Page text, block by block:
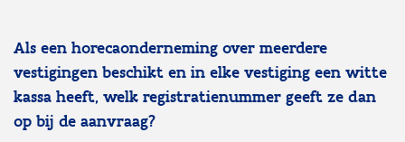
Als een horecaonderneming over meerdere
vestigingen beschikt en in elke vestiging een witte
kassa heeft, welk registratienummer geeft ze dan
op bij de aanvraag?